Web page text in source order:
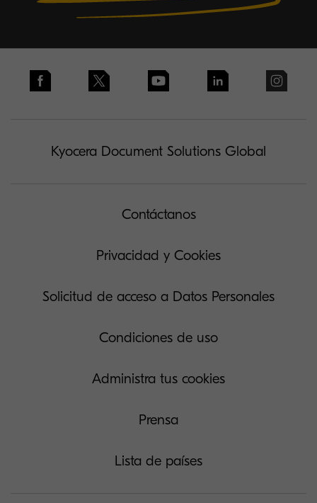
Kyocera Document Solutions Global
Contáctanos
Privacidad y Cookies
Solicitud de acceso a Datos Personales
Condiciones de uso
Administra tus cookies
Prensa
Lista de países